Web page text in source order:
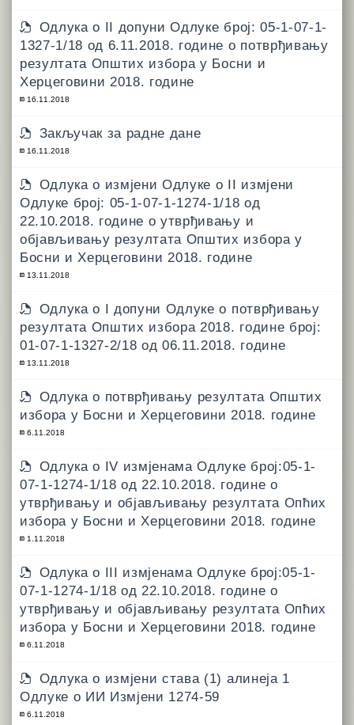
Одлукa о II допуни Одлуке број: 05-1-07-1-
1327-1/18 од 6.11.2018. године о потврђивању
резултата Општих избора у Босни и
Херцеговини 2018. године
16.11.2018
Закључак за радне дане
16.11.2018
Одлука о измјени Одлуке о II измјени
Одлуке број: 05-1-07-1-1274-1/18 од
22.10.2018. године о утврђивању и
објављивању резултата Општих избора у
Босни и Херцеговини 2018. године
13.11.2018
Одлука о I допуни Одлуке о потврђивању
резултата Општих избора 2018. године број:
01-07-1-1327-2/18 од 06.11.2018. године
13.11.2018
Одлукa о потврђивању резултата Општих
избора у Босни и Херцеговини 2018. године
6.11.2018
Одлука о IV измјенама Одлуке број:05-1-
07-1-1274-1/18 од 22.10.2018. године о
утврђивању и објављивању резултата Опћих
избора у Босни и Херцеговини 2018. године
1.11.2018
Одлука о III измјенама Одлуке број:05-1-
07-1-1274-1/18 од 22.10.2018. године о
утврђивању и објављивању резултата Опћих
избора у Босни и Херцеговини 2018. године
6.11.2018
Одлука о измјени става (1) алинеја 1
Одлуке о ИИ Измјени 1274-59
6.11.2018